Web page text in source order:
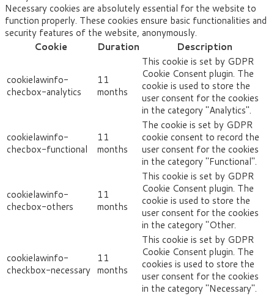
Necessary cookies are absolutely essential for the website to
function properly. These cookies ensure basic functionalities and
security features of the website, anonymously.
Cookie
Duration Description
cookielawinfo-
checbox-analytics
11
months
This cookie is set by GDPR
Cookie Consent plugin. The
cookie is used to store the
user consent for the cookies
in the category "Analytics".
cookielawinfo-
checbox-functional
11
months
The cookie is set by GDPR
cookie consent to record the
user consent for the cookies
in the category "Functional".
cookielawinfo-
checbox-others
11
months
This cookie is set by GDPR
Cookie Consent plugin. The
cookie is used to store the
user consent for the cookies
in the category "Other.
cookielawinfo-
checkbox-necessary
11
months
This cookie is set by GDPR
Cookie Consent plugin. The
cookies is used to store the
user consent for the cookies
in the category "Necessary".